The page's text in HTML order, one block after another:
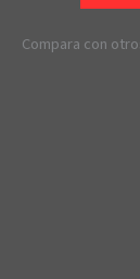
Compara con